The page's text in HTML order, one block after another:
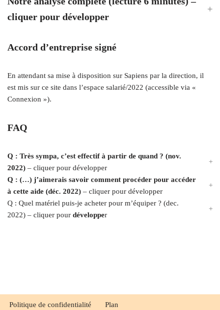
cliquer pour développer
Accord d’entreprise signé
En attendant sa mise à disposition sur Sapiens par la direction, il
est mis sur ce site dans l’espace salarié/2022 (accessible via «
Connexion »).
FAQ
Q : Très sympa, c’est effectif à partir de quand ? (nov.
2022) – cliquer pour développer
Q : (…) j’aimerais savoir comment procéder pour accéder
à cette aide (déc. 2022) – cliquer pour développer
Q : Quel matériel puis-je acheter pour m’équiper ? (dec.
2022) – cliquer pour développer
Politique de confidentialité Plan